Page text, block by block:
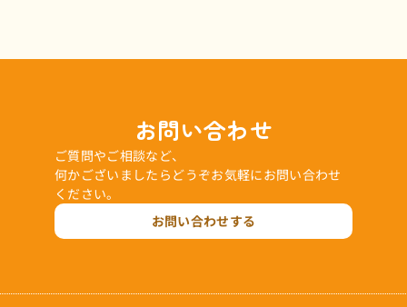
お問い合わせ
ご質問やご相談など、
何かございましたらどうぞお気軽にお問い合わせ
ください。
お問い合わせする